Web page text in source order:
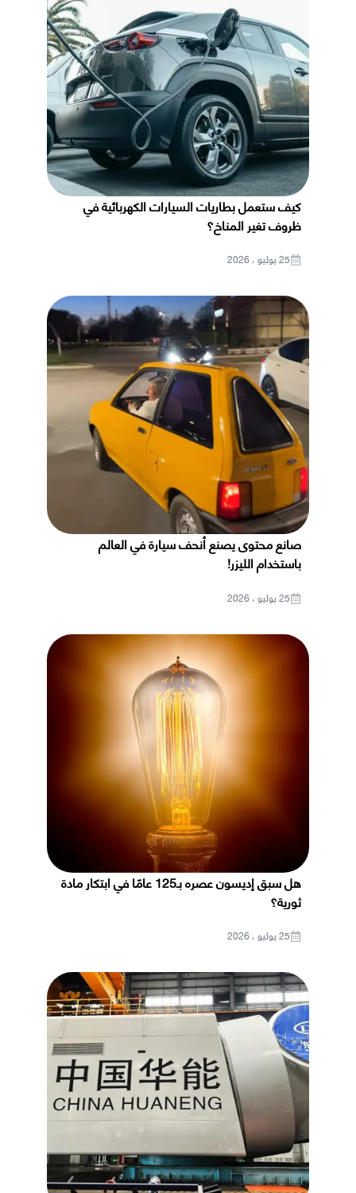
كيف ستعمل بطاريات السيارات الكهربائية في
ظروف تغير المناخ؟
25 يوليو ، 2026
صانع محتوى يصنع أنحف سيارة في العالم
باستخدام الليزر!
25 يوليو ، 2026
هل سبق إديسون عصره بـ125 عامًا في ابتكار مادة
ثورية؟
25 يوليو ، 2026